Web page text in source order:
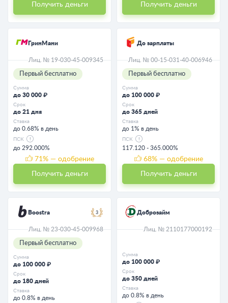
Получить деньги Получить деньги
ГринМани
Лиц. № 19-030-45-009345
Первый бесплатно
Сумма
до 30 000 ₽
Срок
до 21 дня
Ставка
до 0.68% в день
ПСК
до 292.000%
71 % — одобрение
Получить деньги
До зарплаты
Лиц. № 00-15-031-40-006946
Первый бесплатно
Сумма
до 100 000 ₽
Срок
до 365 дней
Ставка
до 1% в день
ПСК
117.120 - 365.000%
68% — одобрение
Получить деньги
Boostra 3
Лиц. № 23-030-45-009968
Первый бесплатно
Сумма
до 100 000 ₽
Срок
до 180 дней
Ставка
до 0.8% в день
Доброзайм
Лиц. № 2110177000192
Сумма
до 100 000 ₽
Срок
до 350 дней
Ставка
до 0.8% в день